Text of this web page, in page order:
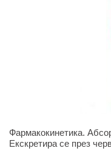
Фармакокинетика.
Екскретира се през